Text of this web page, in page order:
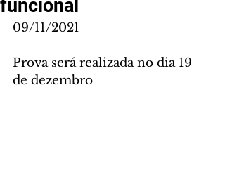
funcional
09/11/2021
Prova será realizada no dia 19
de dezembro